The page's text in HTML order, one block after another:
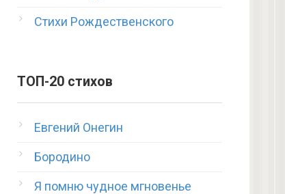
Стихи Рождественского
ТОП-20 стихов
Евгений Онегин
Бородино
Я помню чудное мгновенье